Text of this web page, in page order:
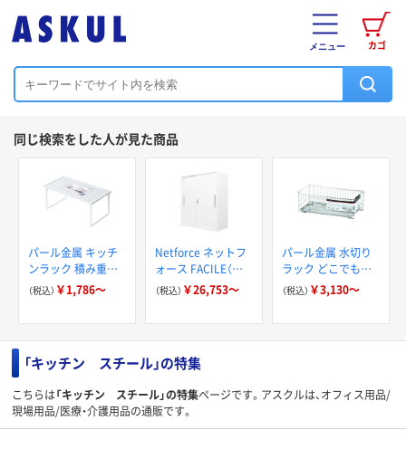
カゴ
メニュー
同じ検索をした人が見た商品
パール金属 キッチ
ンラック 積み重ね
棚 スチール製 キッ
チンフィット
（税込） ￥1,786～
Netforce ネットフ
ォース FACILE（フ
ァシル）シリーズ 引
戸書庫 シリンダー
（税込） ￥26,753～
パール金属 水切り
ラック どこでも置
けるトレー付き ス
テンレス製 アット
（税込） ￥3,130～
「キッチン スチール」の特集
こちらは「キッチン スチール」の特集ページです。アスクルは、オフィス用品/
現場用品/医療・介護用品の通販です。